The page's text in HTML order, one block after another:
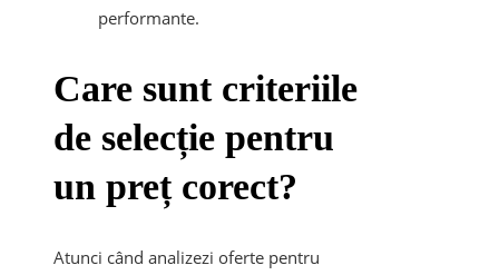
performante.
Care sunt criteriile
de selecție pentru
un preț corect?
Atunci când analizezi oferte pentru